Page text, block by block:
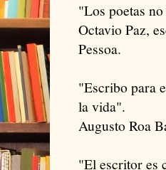
"Los poetas
Octavio Paz,
Pessoa.
"Escribo para
la vida".
Augusto Roa
"El escritor es